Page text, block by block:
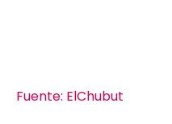
Fuente: ElChubut